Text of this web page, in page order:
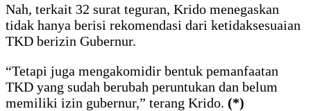
Nah, terkait 32 surat teguran, Krido menegaskan
tidak hanya berisi rekomendasi dari ketidaksesuaian
TKD berizin Gubernur.
“Tetapi juga mengakomidir bentuk pemanfaatan
TKD yang sudah berubah peruntukan dan belum
memiliki izin gubernur,” terang Krido. (*)